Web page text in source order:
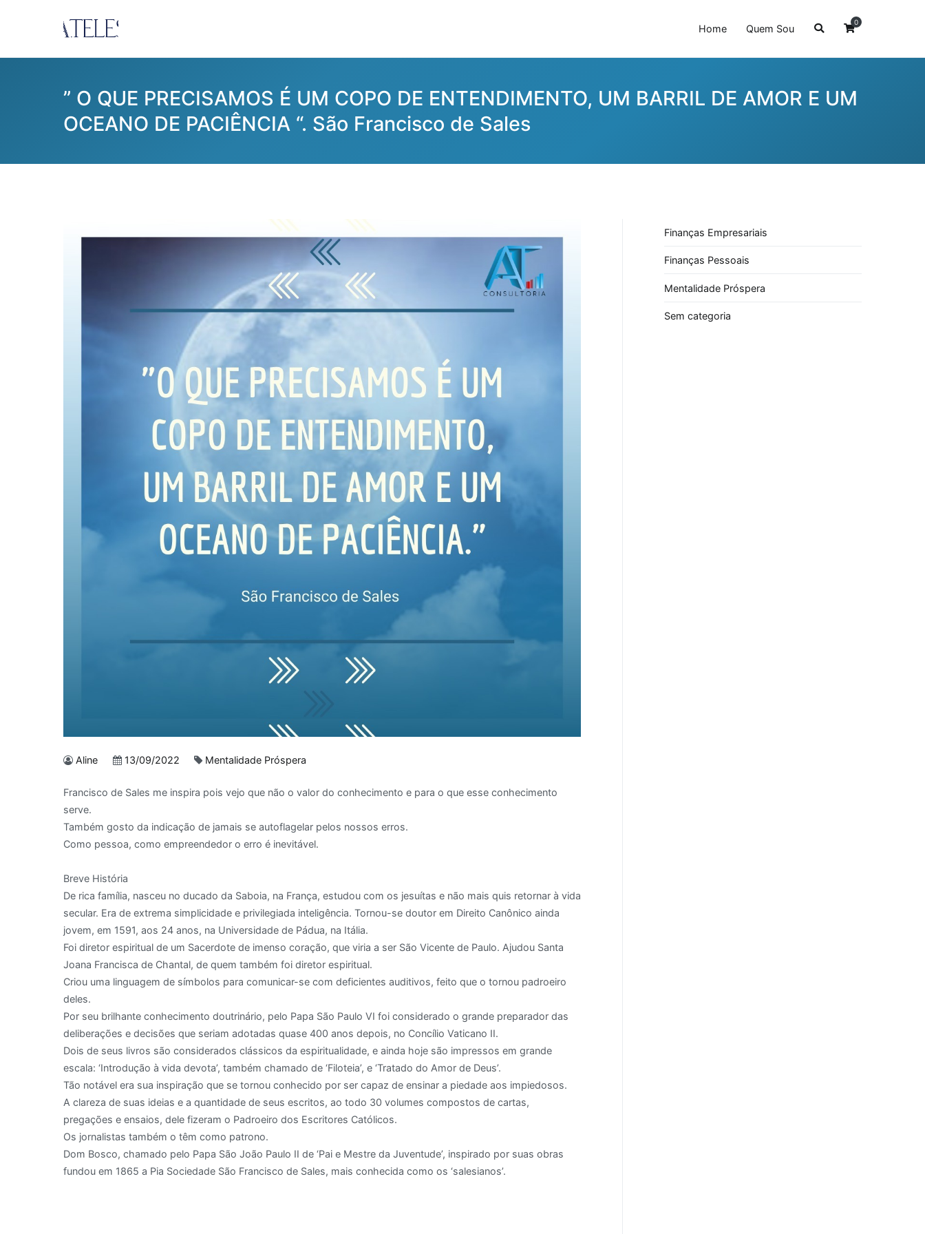
conteúdo
Home Quem Sou
0
” O QUE PRECISAMOS É UM COPO DE ENTENDIMENTO, UM BARRIL DE AMOR E UM
OCEANO DE PACIÊNCIA “. São Francisco de Sales
Aline 13/09/2022 Mentalidade Próspera
Francisco de Sales me inspira pois vejo que não o valor do conhecimento e para o que esse conhecimento
serve.
Também gosto da indicação de jamais se autoflagelar pelos nossos erros.
Como pessoa, como empreendedor o erro é inevitável.
Breve História
De rica família, nasceu no ducado da Saboia, na França, estudou com os jesuítas e não mais quis retornar à vida
secular. Era de extrema simplicidade e privilegiada inteligência. Tornou-se doutor em Direito Canônico ainda
jovem, em 1591, aos 24 anos, na Universidade de Pádua, na Itália.
Foi diretor espiritual de um Sacerdote de imenso coração, que viria a ser São Vicente de Paulo. Ajudou Santa
Joana Francisca de Chantal, de quem também foi diretor espiritual.
Criou uma linguagem de símbolos para comunicar-se com deficientes auditivos, feito que o tornou padroeiro
deles.
Por seu brilhante conhecimento doutrinário, pelo Papa São Paulo VI foi considerado o grande preparador das
deliberações e decisões que seriam adotadas quase 400 anos depois, no Concílio Vaticano II.
Dois de seus livros são considerados clássicos da espiritualidade, e ainda hoje são impressos em grande
escala: ‘Introdução à vida devota’, também chamado de ‘Filoteia’, e ‘Tratado do Amor de Deus’.
Tão notável era sua inspiração que se tornou conhecido por ser capaz de ensinar a piedade aos impiedosos.
A clareza de suas ideias e a quantidade de seus escritos, ao todo 30 volumes compostos de cartas,
pregações e ensaios, dele fizeram o Padroeiro dos Escritores Católicos.
Os jornalistas também o têm como patrono.
Dom Bosco, chamado pelo Papa São João Paulo II de ‘Pai e Mestre da Juventude’, inspirado por suas obras
fundou em 1865 a Pia Sociedade São Francisco de Sales, mais conhecida como os ‘salesianos’.
Finanças Empresariais
Finanças Pessoais
Mentalidade Próspera
Sem categoria